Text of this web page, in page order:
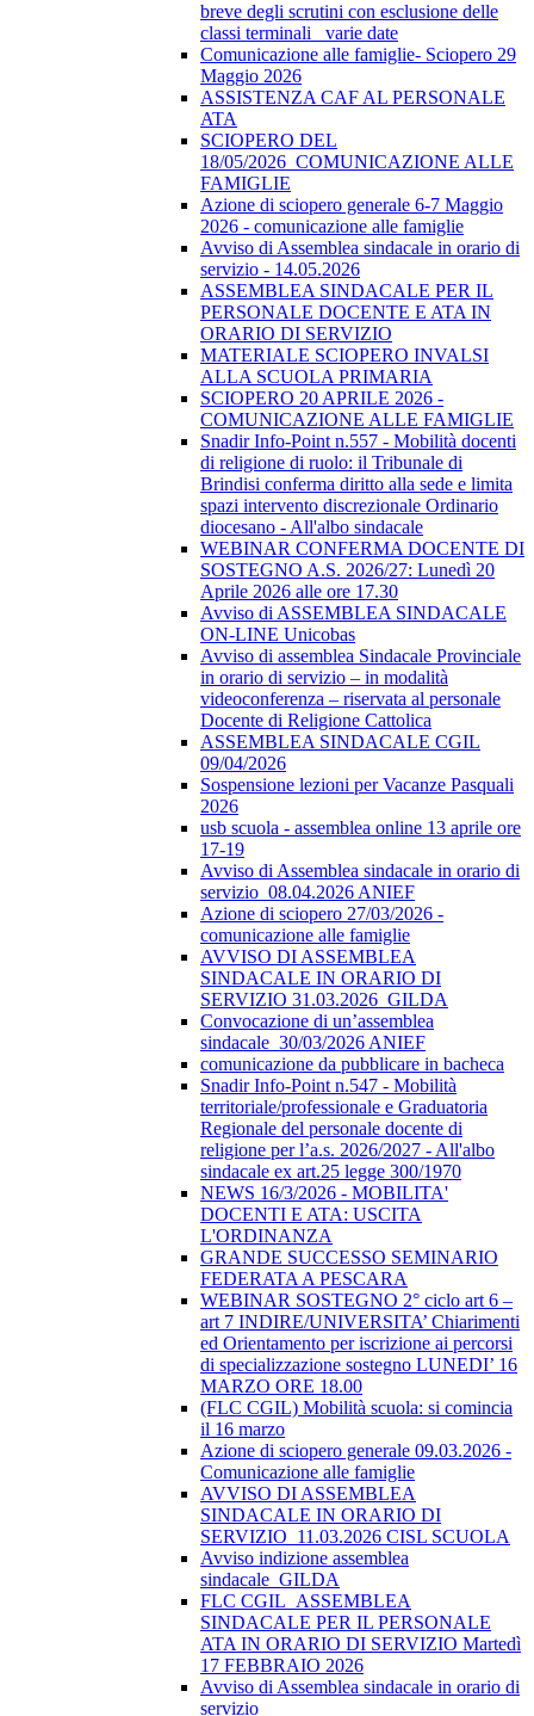
breve degli scrutini con esclusione delle
classi terminali_ varie date
Comunicazione alle famiglie- Sciopero 29
Maggio 2026
ASSISTENZA CAF AL PERSONALE
ATA
SCIOPERO DEL
18/05/2026_COMUNICAZIONE ALLE
FAMIGLIE
Azione di sciopero generale 6-7 Maggio
2026 - comunicazione alle famiglie
Avviso di Assemblea sindacale in orario di
servizio - 14.05.2026
ASSEMBLEA SINDACALE PER IL
PERSONALE DOCENTE E ATA IN
ORARIO DI SERVIZIO
MATERIALE SCIOPERO INVALSI
ALLA SCUOLA PRIMARIA
SCIOPERO 20 APRILE 2026 -
COMUNICAZIONE ALLE FAMIGLIE
Snadir Info-Point n.557 - Mobilità docenti
di religione di ruolo: il Tribunale di
Brindisi conferma diritto alla sede e limita
spazi intervento discrezionale Ordinario
diocesano - All'albo sindacale
WEBINAR CONFERMA DOCENTE DI
SOSTEGNO A.S. 2026/27: Lunedì 20
Aprile 2026 alle ore 17.30
Avviso di ASSEMBLEA SINDACALE
ON-LINE Unicobas
Avviso di assemblea Sindacale Provinciale
in orario di servizio – in modalità
videoconferenza – riservata al personale
Docente di Religione Cattolica
ASSEMBLEA SINDACALE CGIL
09/04/2026
Sospensione lezioni per Vacanze Pasquali
2026
usb scuola - assemblea online 13 aprile ore
17-19
Avviso di Assemblea sindacale in orario di
servizio_08.04.2026 ANIEF
Azione di sciopero 27/03/2026 -
comunicazione alle famiglie
AVVISO DI ASSEMBLEA
SINDACALE IN ORARIO DI
SERVIZIO 31.03.2026_GILDA
Convocazione di un’assemblea
sindacale_30/03/2026 ANIEF
comunicazione da pubblicare in bacheca
Snadir Info-Point n.547 - Mobilità
territoriale/professionale e Graduatoria
Regionale del personale docente di
religione per l’a.s. 2026/2027 - All'albo
sindacale ex art.25 legge 300/1970
NEWS 16/3/2026 - MOBILITA'
DOCENTI E ATA: USCITA
L'ORDINANZA
GRANDE SUCCESSO SEMINARIO
FEDERATA A PESCARA
WEBINAR SOSTEGNO 2° ciclo art 6 –
art 7 INDIRE/UNIVERSITA’ Chiarimenti
ed Orientamento per iscrizione ai percorsi
di specializzazione sostegno LUNEDI’ 16
MARZO ORE 18.00
(FLC CGIL) Mobilità scuola: si comincia
il 16 marzo
Azione di sciopero generale 09.03.2026 -
Comunicazione alle famiglie
AVVISO DI ASSEMBLEA
SINDACALE IN ORARIO DI
SERVIZIO_11.03.2026 CISL SCUOLA
Avviso indizione assemblea
sindacale_GILDA
FLC CGIL_ASSEMBLEA
SINDACALE PER IL PERSONALE
ATA IN ORARIO DI SERVIZIO Martedì
17 FEBBRAIO 2026
Avviso di Assemblea sindacale in orario di
servizio